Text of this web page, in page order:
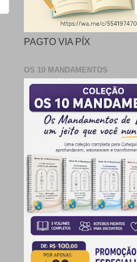
PAGTO VIA PÍX
OS 10 MANDAMENTOS